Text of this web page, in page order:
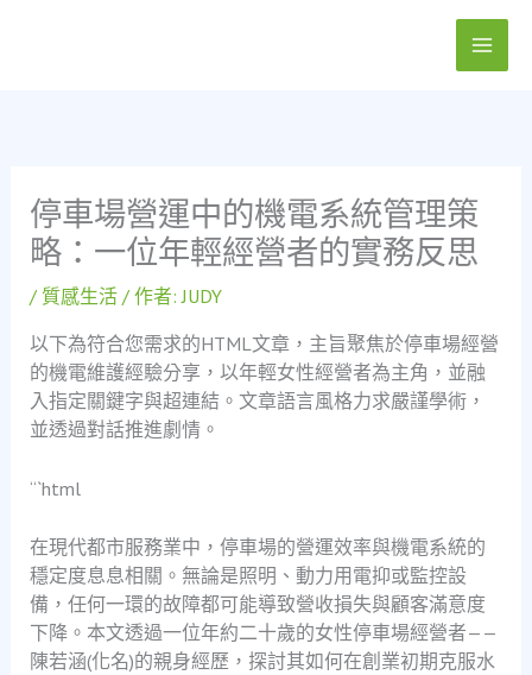
停車場營運中的機電系統管理策
略：一位年輕經營者的實務反思
/ 質感生活/ 作者:JUDY
以下為符合您需求的HTML文章，主旨聚焦於停車場經營
的機電維護經驗分享，以年輕女性經營者為主角，並融
入指定關鍵字與超連結。文章語言風格力求嚴謹學術，
並透過對話推進劇情。
“`html
在現代都市服務業中，停車場的營運效率與機電系統的
穩定度息息相關。無論是照明、動力用電抑或監控設
備，任何一環的故障都可能導致營收損失與顧客滿意度
下降。本文透過一位年約二十歲的女性停車場經營者——
陳若涵(化名)的親身經歷，探討其如何在創業初期克服水